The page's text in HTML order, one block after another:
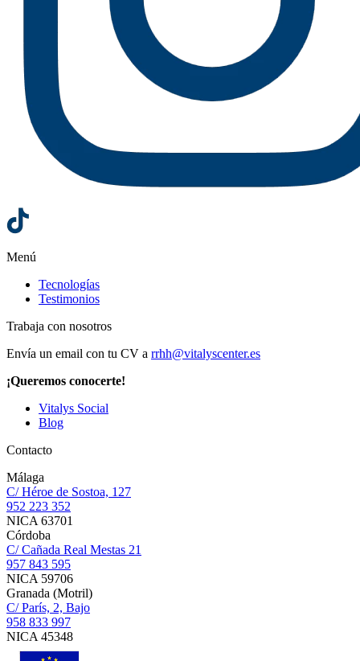
Menú
Tecnologías
Testimonios
Trabaja con nosotros
Envía un email con tu CV a rrhh@vitalyscenter.es
¡Queremos conocerte!
Vitalys Social
Blog
Contacto
Málaga
C/ Héroe de Sostoa, 127
952 223 352
NICA 63701
Córdoba
C/ Cañada Real Mestas 21
957 843 595
NICA 59706
Granada (Motril)
C/ París, 2, Bajo
958 833 997
NICA 45348